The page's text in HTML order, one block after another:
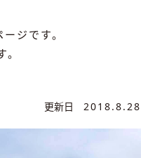
ジです。
更新日 2018.8.28